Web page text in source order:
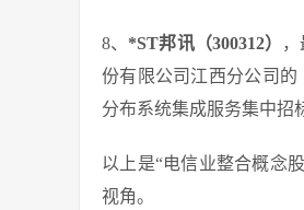
8、 *ST邦讯（300312）
份有限公司江西分公司的
分布系统集成服务集中招
以上是“电信业整合概念
视角。